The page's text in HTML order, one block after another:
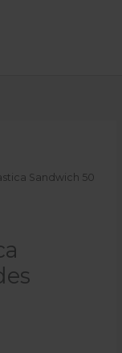
Sandwich 50